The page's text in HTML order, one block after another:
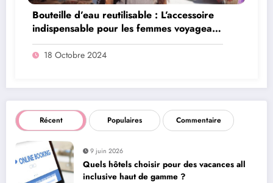
Bouteille d’eau reutilisable : L’accessoire
indispensable pour les femmes voyageant
en Terre Sainte
18 Octobre 2024
Récent Populaires Commentaire
9 juin 2026
Quels hôtels choisir pour des vacances all
inclusive haut de gamme ?